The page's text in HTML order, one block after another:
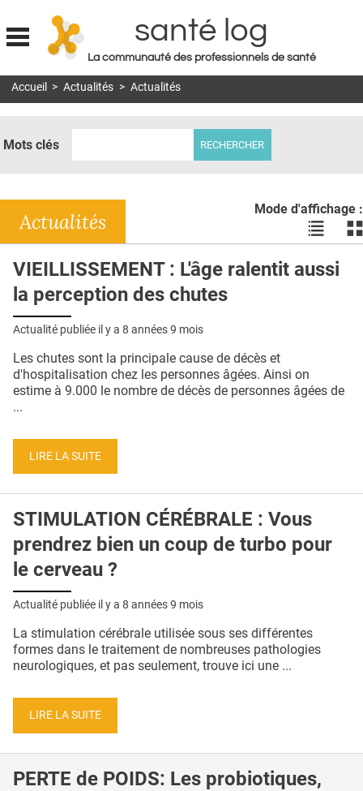
Jump to navigation
santé log
La communauté des professionnels de santé
MON COMPTE
DOSSIERS
RÉSEAUX
E-REVUE SAD
THÉMA
QUI SOMMES-NOUS ?
Accueil > Actualités > Actualités
Mots clés
Mode d'affichage :
Voir
les
en
les
Actualités
VIEILLISSEMENT : L'âge ralentit aussi
la perception des chutes
Actualité publiée il y a 8 années 9 mois
Les chutes sont la principale cause de décès et
d'hospitalisation chez les personnes âgées. Ainsi on
estime à 9.000 le nombre de décès de personnes âgées de
...
LIRE LA SUITE
STIMULATION CÉRÉBRALE : Vous
prendrez bien un coup de turbo pour
le cerveau ?
Actualité publiée il y a 8 années 9 mois
La stimulation cérébrale utilisée sous ses différentes
formes dans le traitement de nombreuses pathologies
neurologiques, et pas seulement, trouve ici une ...
LIRE LA SUITE
PERTE de POIDS: Les probiotiques,